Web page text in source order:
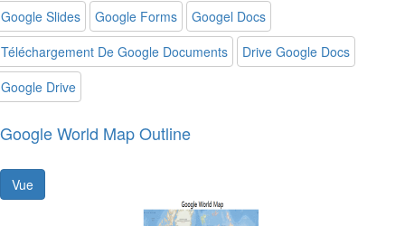
Google Slides
Google Forms
Googel Docs
Téléchargement De Google Documents
Drive Google Docs
Google Drive
Google World Map Outline
Vue